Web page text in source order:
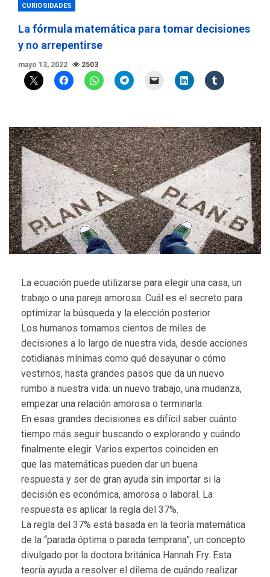
CURIOSIDADES
La fórmula matemática para tomar decisiones
y no arrepentirse
mayo 13, 2022 2503
La ecuación puede utilizarse para elegir una casa, un
trabajo o una pareja amorosa. Cuál es el secreto para
optimizar la búsqueda y la elección posterior
Los humanos tomamos cientos de miles de
decisiones a lo largo de nuestra vida, desde acciones
cotidianas mínimas como qué desayunar o cómo
vestirnos, hasta grandes pasos que da un nuevo
rumbo a nuestra vida: un nuevo trabajo, una mudanza,
empezar una relación amorosa o terminarla.
En esas grandes decisiones es difícil saber cuánto
tiempo más seguir buscando o explorando y cuándo
finalmente elegir. Varios expertos coinciden en
que las matemáticas pueden dar un buena
respuesta y ser de gran ayuda sin importar si la
decisión es económica, amorosa o laboral. La
respuesta es aplicar la regla del 37%.
La regla del 37% está basada en la teoría matemática
de la “parada óptima o parada temprana”, un concepto
divulgado por la doctora británica Hannah Fry. Esta
teoría ayuda a resolver el dilema de cuándo realizar